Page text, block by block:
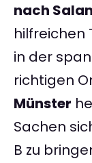
nach
hilfreichen
in der
richtigen
Münster
Sachen
B zu